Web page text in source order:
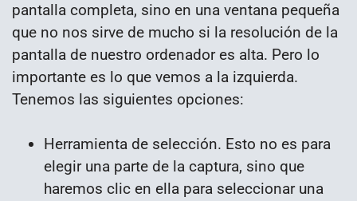
pantalla completa, sino en una ventana pequeña
que no nos sirve de mucho si la resolución de la
pantalla de nuestro ordenador es alta. Pero lo
importante es lo que vemos a la izquierda.
Tenemos las siguientes opciones:
Herramienta de selección. Esto no es para
elegir una parte de la captura, sino que
haremos clic en ella para seleccionar una